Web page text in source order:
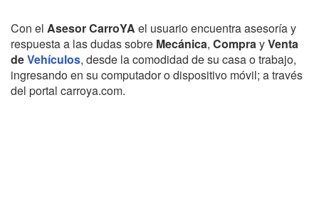
Con el Asesor CarroYA el usuario encuentra asesoría y
respuesta a las dudas sobre Mecánica, ComprayVenta
deVehículos, desde la comodidad de su casa o trabajo,
ingresando en su computador o dispositivo móvil; a través
del portal carroya.com.